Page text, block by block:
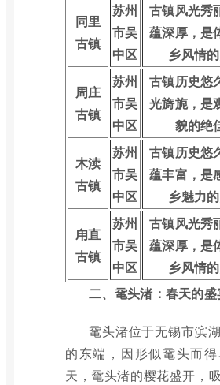
同里
古镇
苏州
市吴
中区
古镇风光秀
蕴深厚，是
乡风情
周庄
古镇
苏州
市吴
中区
古镇历史悠
光旖旎，是
貌的绝
木渎
古镇
苏州
市吴
中区
古镇历史悠
蕴丰富，是
乡魅力
甪直
古镇
苏州
市吴
中区
古镇风光秀
蕴深厚，是
乡风情
二、鼋头渚：春天的盛
鼋头渚位于无锡市滨
的东端，因形似鼋头而
天，鼋头渚的樱花盛开，